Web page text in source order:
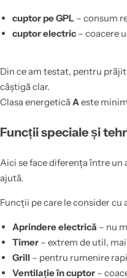
cuptor pe GPL– consum
cuptor electric– coacere
Din ce am testat, pentru
câștigă clar.
Clasa energetică Aeste
Funcții speciale și
Aici se face diferența între un
ajută.
Funcții pe care le consider cu
Aprindere electrică – nu
Timer– extrem de util,
Grill– pentru rumenire
Ventilație în cuptor–